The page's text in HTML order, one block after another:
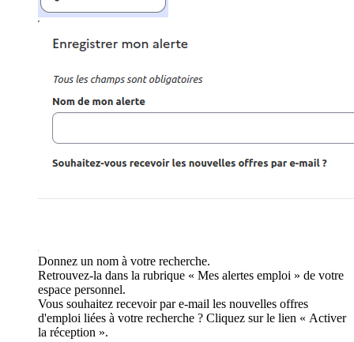
Donnez un nom à votre recherche.
Retrouvez-la dans la rubrique « Mes alertes emploi » de votre
espace personnel.
Vous souhaitez recevoir par e-mail les nouvelles offres
d'emploi liées à votre recherche ? Cliquez sur le lien « Activer
la réception ».